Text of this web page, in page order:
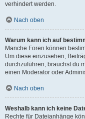
verhindert werden.
Nach oben
Warum kann ich auf
Manche Foren können
Um diese einzusehen,
durchzuführen, brauchst du
einen Moderator oder
Nach oben
Weshalb kann ich keine
Rechte für Dateianhänge